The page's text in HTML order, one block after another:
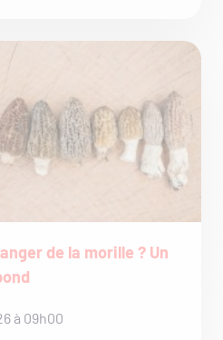
de la morille ? Un
à 09h00